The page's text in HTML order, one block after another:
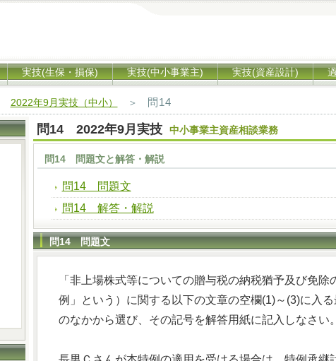
実技(生保・損保) 実技(中小事業主) 実技(資産設計)
2022年9月実技（中小） ＞ 問14
問14 2022年9月実技 中小事業主資産相談業務
問14 問題文と解答・解説
問14 問題文
問14 解答・解説
問14 問題文
「非上場株式等についての贈与税の納税猶予及び免
例」という）に関する以下の文章の空欄(1)～(3)に入
のなかから選び、その記号を解答用紙に記入しなさい